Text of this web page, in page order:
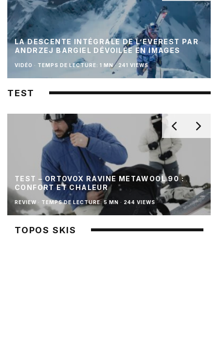
LA DESCENTE INTÉGRALE DE L’EVEREST PAR
ANDRZEJ BARGIEL DÉVOILÉE EN IMAGES
VIDÉO · TEMPS DE LECTURE: 1 MN · 241 VIEWS
TEST
TEST – ORTOVOX RAVINE METAWOOL 90 :
CONFORT ET CHALEUR
REVIEW · TEMPS DE LECTURE: 5 MN · 244 VIEWS
TOPOS SKIS